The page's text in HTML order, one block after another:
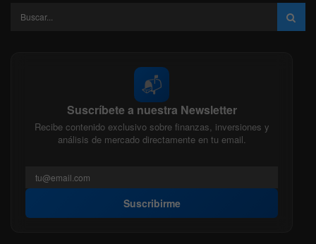
📬
Suscríbete a nuestra Newsletter
Recibe contenido exclusivo sobre finanzas, inversiones y
análisis de mercado directamente en tu email.
Suscribirme